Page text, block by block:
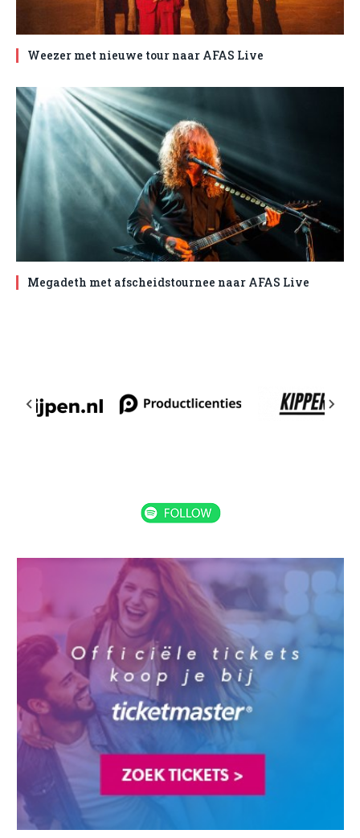
Weezer met nieuwe tour naar AFAS Live
Megadeth met afscheidstournee naar AFAS Live